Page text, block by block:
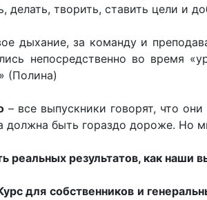
делать, творить, ставить цели и
дыхание, за команду и
непосредственно во время
(Полина)
– все выпускники говорят, что
должна быть гораздо дороже. Но
реальных результатов, как наши
для собственников и